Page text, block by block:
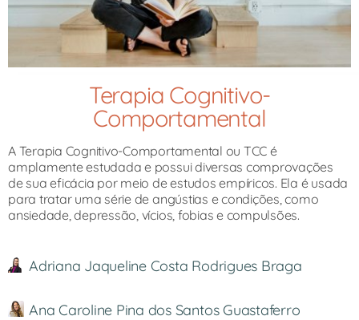
Terapia Cognitivo-
Comportamental​
A Terapia Cognitivo-Comportamental ou TCC é
amplamente estudada e possui diversas comprovações
de sua eficácia por meio de estudos empíricos. Ela é usada
para tratar uma série de angústias e condições, como
ansiedade, depressão, vícios, fobias e compulsões.
Adriana Jaqueline Costa Rodrigues Braga
Ana Caroline Pina dos Santos Guastaferro